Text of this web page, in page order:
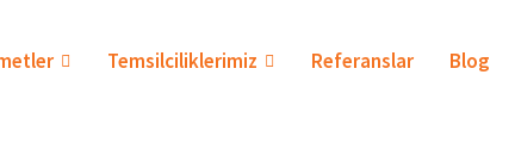
Temsilciliklerimiz Referanslar Blog